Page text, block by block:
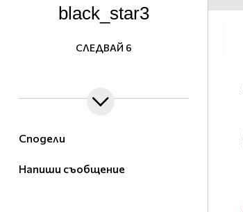
Сподели
Напиши съобщение
black_star3
СЛЕДВАЙ 6